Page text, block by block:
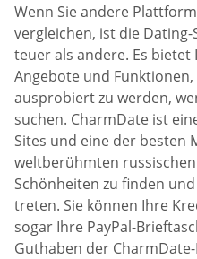
Wenn Sie andere
vergleichen, ist die
teuer als andere. Es
Angebote und
ausprobiert zu werden,
suchen. CharmDate ist
Sites und eine der besten
weltberühmten
Schönheiten zu finden
treten. Sie können Ihre
sogar Ihre PayPal-
Guthaben der